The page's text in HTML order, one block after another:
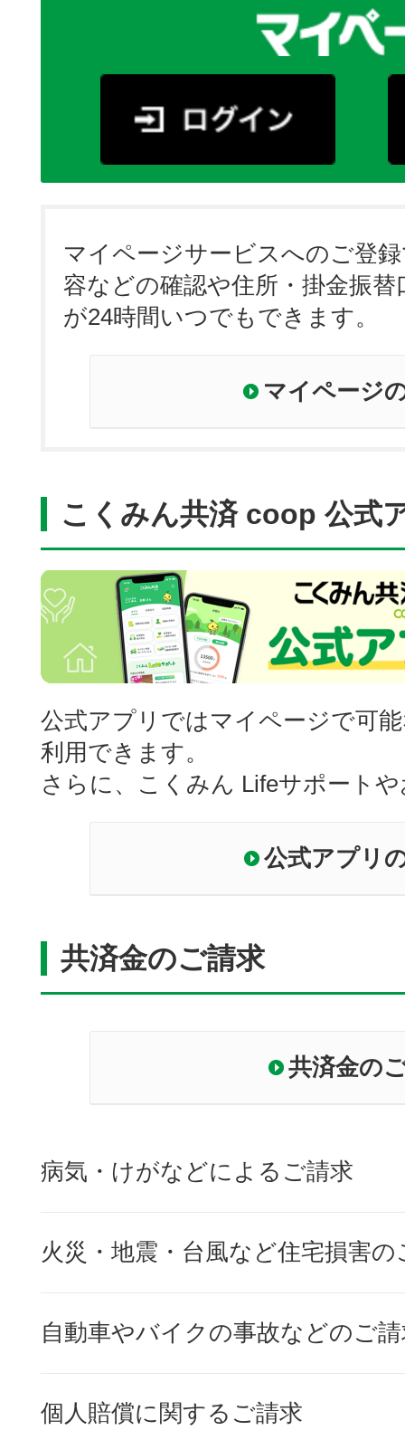
マイページサービスへのご登
容などの確認や住所・掛金振
が24時間いつでもできます。
マイページ
こくみん共済 coop 公式
公式アプリではマイページで可
利用できます。
さらに、こくみん Lifeサポート
公式アプリ
共済金のご請求
共済金の
病気・けがなどによるご請求
火災・地震・台風など住宅損害の
自動車やバイクの事故などのご
個人賠償に関するご請求